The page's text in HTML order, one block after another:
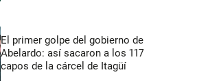
El primer golpe del gobierno de
Abelardo: así sacaron a los 117
capos de la cárcel de Itagüí